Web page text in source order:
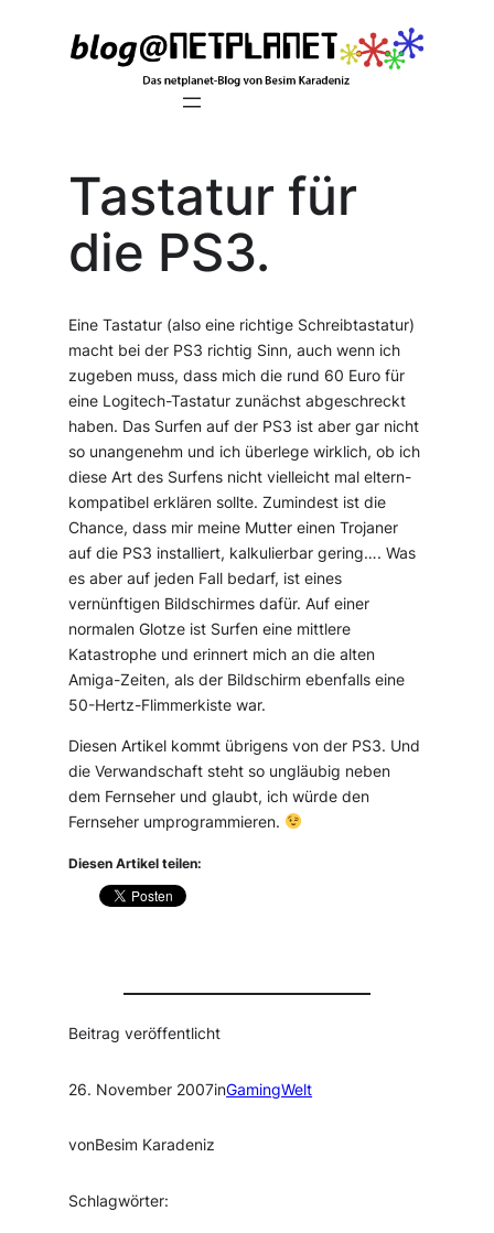
Tastatur für
die PS3.
Eine Tastatur (also eine richtige Schreibtastatur)
macht bei der PS3 richtig Sinn, auch wenn ich
zugeben muss, dass mich die rund 60 Euro für
eine Logitech-Tastatur zunächst abgeschreckt
haben. Das Surfen auf der PS3 ist aber gar nicht
so unangenehm und ich überlege wirklich, ob ich
diese Art des Surfens nicht vielleicht mal eltern-
kompatibel erklären sollte. Zumindest ist die
Chance, dass mir meine Mutter einen Trojaner
auf die PS3 installiert, kalkulierbar gering…. Was
es aber auf jeden Fall bedarf, ist eines
vernünftigen Bildschirmes dafür. Auf einer
normalen Glotze ist Surfen eine mittlere
Katastrophe und erinnert mich an die alten
Amiga-Zeiten, als der Bildschirm ebenfalls eine
50-Hertz-Flimmerkiste war.
Diesen Artikel kommt übrigens von der PS3. Und
die Verwandschaft steht so ungläubig neben
dem Fernseher und glaubt, ich würde den
Fernseher umprogrammieren.
Diesen Artikel teilen:
Beitrag veröffentlicht
26. November 2007inGamingWelt
vonBesim Karadeniz
Schlagwörter: